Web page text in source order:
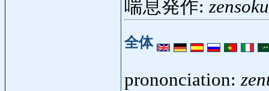
喘息発作:
全体
prononciation: